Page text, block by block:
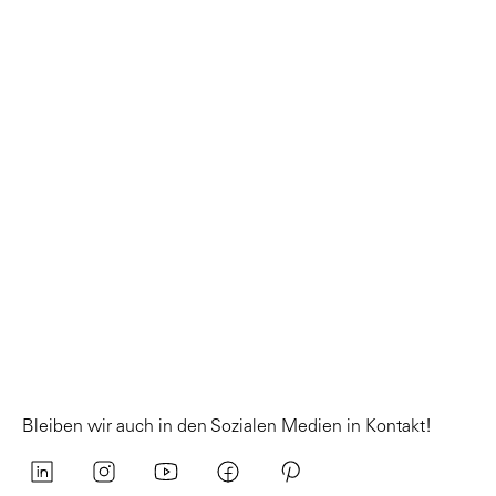
Bleiben wir auch in den Sozialen Medien in Kontakt!